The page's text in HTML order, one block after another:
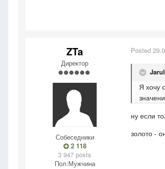
ZTa
Директор
Собеседники
2 118
3 947 posts
Пол:Мужчина
Posted
Я хочу
ну если
золото -